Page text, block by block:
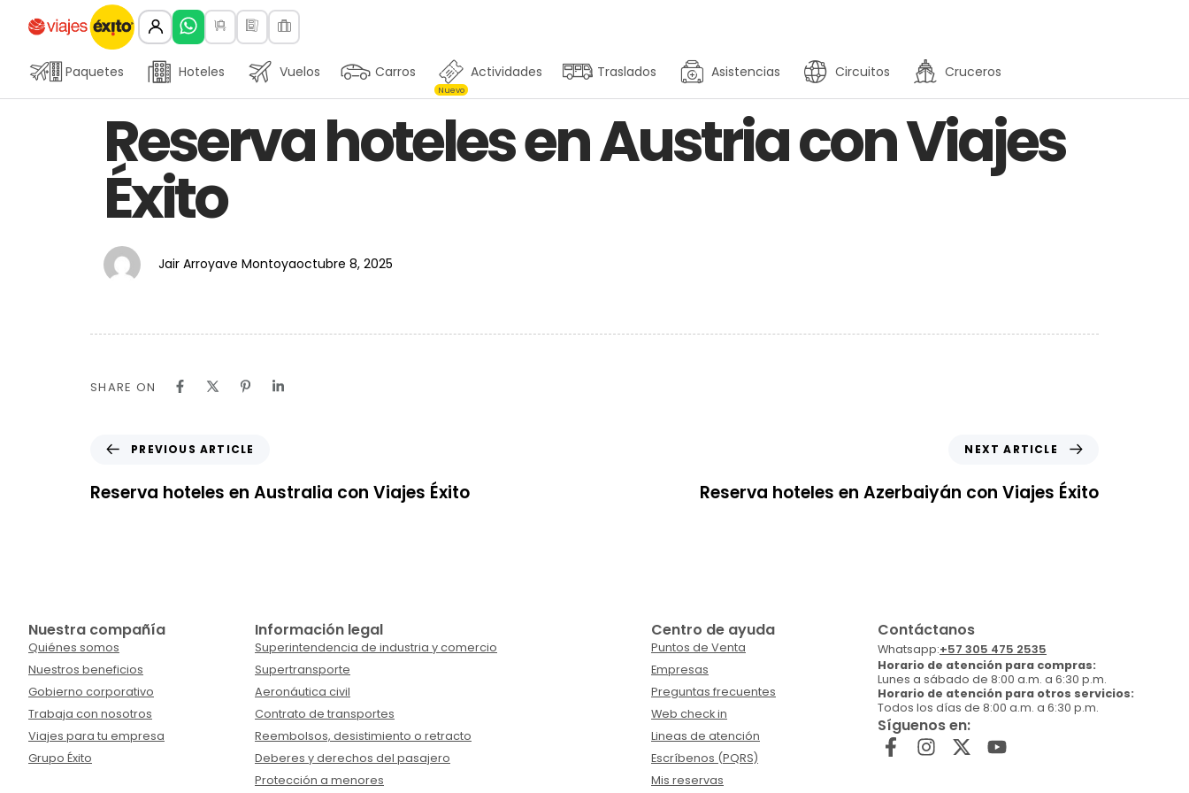
Paquetes Hoteles Vuelos Carros Actividades
Nuevo
Traslados Asistencias Circuitos Cruceros
IN:
Reserva hoteles en Austria con Viajes
Éxito
Jair Arroyave Montoya
on:
octubre 8, 2025
SHARE ON
PREVIOUS ARTICLE
Reserva hoteles en Australia con Viajes Éxito
NEXT ARTICLE
Reserva hoteles en Azerbaiyán con Viajes Éxito
Nuestra compañía
Quiénes somos
Nuestros beneficios
Gobierno corporativo
Trabaja con nosotros
Viajes para tu empresa
Grupo Éxito
Información legal
Superintendencia de industria y comercio
Supertransporte
Aeronáutica civil
Contrato de transportes
Reembolsos, desistimiento o retracto
Deberes y derechos del pasajero
Protección a menores
Centro de ayuda
Puntos de Venta
Empresas
Preguntas frecuentes
Web check in
Lineas de atención
Escríbenos (PQRS)
Mis reservas
Contáctanos
Whatsapp:+57 305 475 2535
Horario de atención para compras:
Lunes a sábado de 8:00 a.m. a 6:30 p.m.
Horario de atención para otros servicios:
Todos los días de 8:00 a.m. a 6:30 p.m.
Síguenos en: